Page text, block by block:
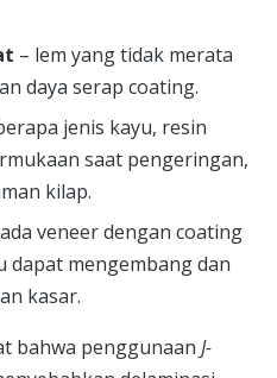
– lem yang tidak merata
daya serap coating.
jenis kayu, resin
saat pengeringan,
kilap.
veneer dengan coating
dapat mengembang dan
kasar.
bahwa penggunaan J-